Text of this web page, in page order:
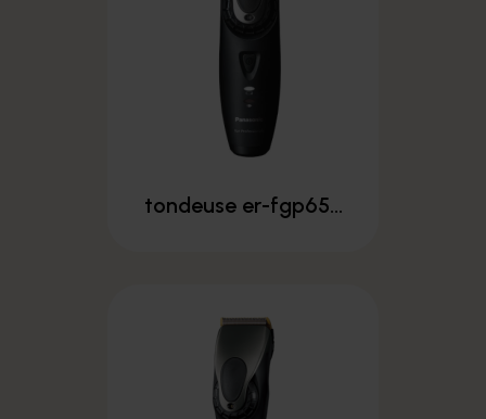
tondeuse er-fgp65...